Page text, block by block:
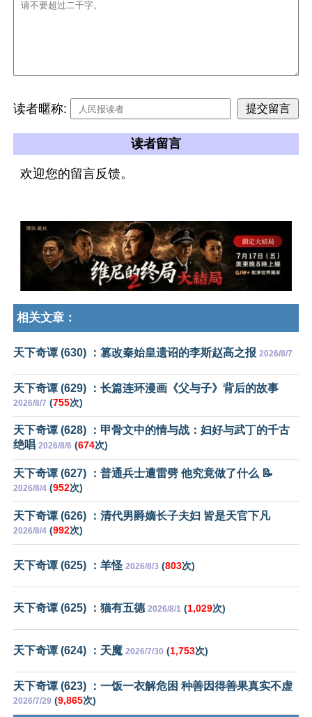
读者暱称:
读者留言
欢迎您的留言反馈。
相关文章：
天下奇谭 (630) ：篡改秦始皇遗诏的李斯赵高之报 2026/8/7
天下奇谭 (629) ：长篇连环漫画《父与子》背后的故事
2026/8/7 (755次)
天下奇谭 (628) ：甲骨文中的情与战：妇好与武丁的千古
绝唱 2026/8/6 (674次)
天下奇谭 (627) ：普通兵士遭雷劈 他究竟做了什么 📝
2026/8/4 (952次)
天下奇谭 (626) ：清代男爵嫡长子夫妇 皆是天官下凡
2026/8/4 (992次)
天下奇谭 (625) ：羊怪 2026/8/3 (803次)
天下奇谭 (625) ：猫有五德 2026/8/1 (1,029次)
天下奇谭 (624) ：天魔 2026/7/30 (1,753次)
天下奇谭 (623) ：一饭一衣解危困 种善因得善果真实不虚
2026/7/29 (9,865次)